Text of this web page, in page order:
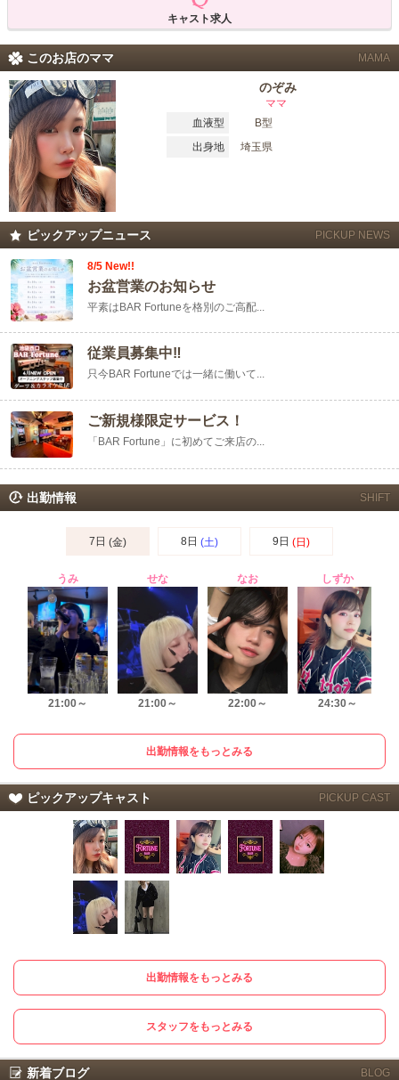
このお店の楽しみ方は人それぞれです！
誰かと語りながらゆっくり飲んでもいいし、カラオケで盛り上がってもOK。
歌の上手さは関係なし、盛り上げたい人も、聞いてるだけで楽しみたい人も、
みんなが気持ちよく過ごせる空間づくりを心がけています。
ダーツも設置されていて、1ゲーム100円でサクッと遊べるので、お酒の合間に
ちょっと一投。
料金も安心の明朗会計！90分飲み放題で男性5,000円、女性3,000円、延長は30
分2,000円。
キンミヤ・鏡月も飲み放題でカラオケはもちろん無料！
チャームも付いてくるしゆったりと自分のペースで楽しめます。
仕事終わりに一杯だけ、友達と2軒目で立ち寄りたい、池袋でちょっとリラック
スした夜を過ごしたい！
そんな気分の日には、ぜひ「BAR Fortune」へ！
カラオケとダーツ、そして気さくな女の子たちが、あなたの“ちょっとイイ夜”を
演出してくれます。
キャスト求人
このお店のママ MAMA
のぞみ
ママ
血液型
B型
出身地
埼玉県
ピックアップニュース PICKUP NEWS
8/5 New!!
お盆営業のお知らせ
平素はBAR Fortuneを格別のご高配...
従業員募集中‼️
只今BAR Fortuneでは一緒に働いて...
ご新規様限定サービス！
「BAR Fortune」に初めてご来店の...
出勤情報 SHIFT
7日 (金) 8日 (土) 9日 (日)
うみ
21:00～
せな
21:00～
なお
22:00～
しずか
24:30～
出勤情報をもっとみる
ピックアップキャスト PICKUP CAST
出勤情報をもっとみる
スタッフをもっとみる
新着ブログ BLOG